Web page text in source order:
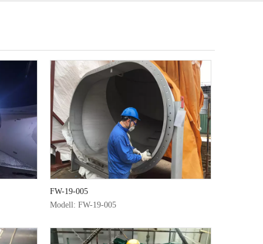
FW-19-005
Modell: FW-19-005